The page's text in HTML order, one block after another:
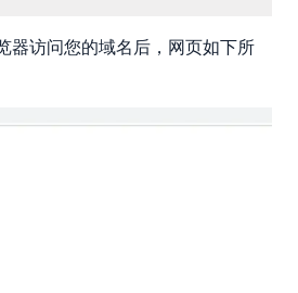
器访问您的域名后，网页如下所